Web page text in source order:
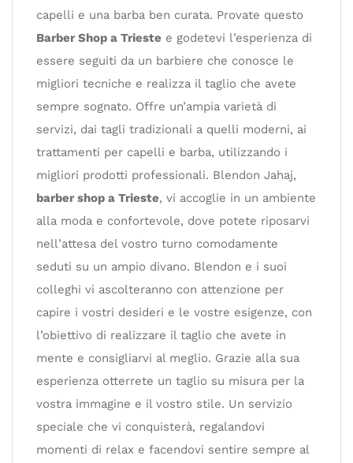
capelli e una barba ben curata. Provate questo
Barber Shop a Trieste e godetevi l’esperienza di
essere seguiti da un barbiere che conosce le
migliori tecniche e realizza il taglio che avete
sempre sognato. Offre un’ampia varietà di
servizi, dai tagli tradizionali a quelli moderni, ai
trattamenti per capelli e barba, utilizzando i
migliori prodotti professionali. Blendon Jahaj,
barber shop a Trieste, vi accoglie in un ambiente
alla moda e confortevole, dove potete riposarvi
nell’attesa del vostro turno comodamente
seduti su un ampio divano. Blendon e i suoi
colleghi vi ascolteranno con attenzione per
capire i vostri desideri e le vostre esigenze, con
l’obiettivo di realizzare il taglio che avete in
mente e consigliarvi al meglio. Grazie alla sua
esperienza otterrete un taglio su misura per la
vostra immagine e il vostro stile. Un servizio
speciale che vi conquisterà, regalandovi
momenti di relax e facendovi sentire sempre al